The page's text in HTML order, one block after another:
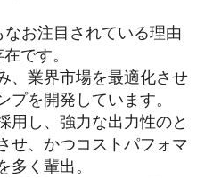
お注目されている理由
です。
、業界市場を最適化させ
プを開発しています。
用し、強力な出力性のと
せ、かつコストパフォマ
多く輩出。